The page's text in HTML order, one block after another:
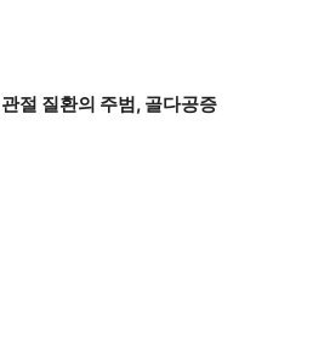
절 질환의 주범, 골다공증